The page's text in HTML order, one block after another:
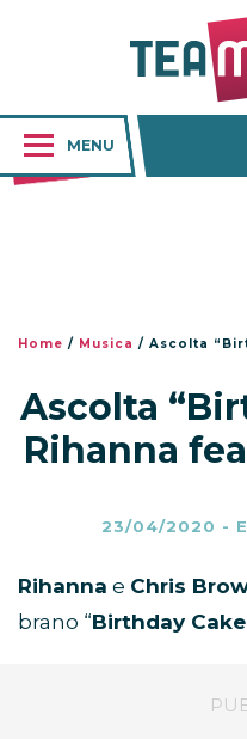
MENU
Home / Musica / Ascolta
Ascolta
Rihanna
23/04/2020 -
Rihanna e Chris
brano “Birthday Cake